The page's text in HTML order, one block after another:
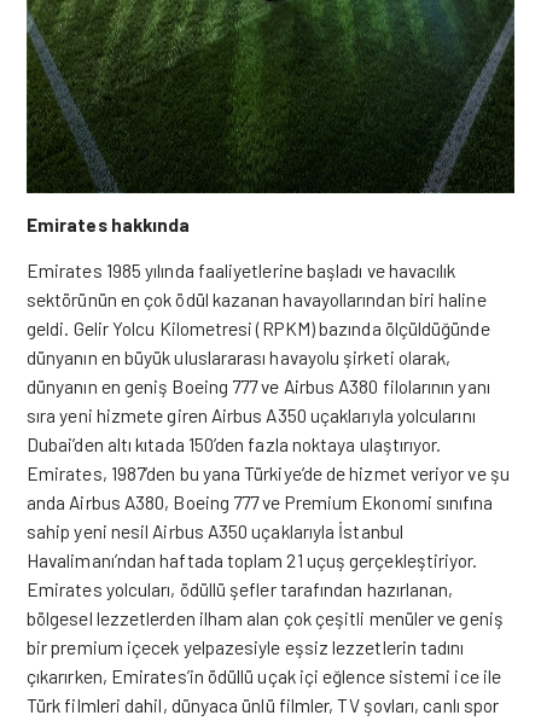
Emirates hakkında
Emirates 1985 yılında faaliyetlerine başladı ve havacılık
sektörünün en çok ödül kazanan havayollarından biri haline
geldi. Gelir Yolcu Kilometresi (RPKM) bazında ölçüldüğünde
dünyanın en büyük uluslararası havayolu şirketi olarak,
dünyanın en geniş Boeing 777 ve Airbus A380 filolarının yanı
sıra yeni hizmete giren Airbus A350 uçaklarıyla yolcularını
Dubai’den altı kıtada 150’den fazla noktaya ulaştırıyor.
Emirates, 1987’den bu yana Türkiye’de de hizmet veriyor ve şu
anda Airbus A380, Boeing 777 ve Premium Ekonomi sınıfına
sahip yeni nesil Airbus A350 uçaklarıyla İstanbul
Havalimanı’ndan haftada toplam 21 uçuş gerçekleştiriyor.
Emirates yolcuları, ödüllü şefler tarafından hazırlanan,
bölgesel lezzetlerden ilham alan çok çeşitli menüler ve geniş
bir premium içecek yelpazesiyle eşsiz lezzetlerin tadını
çıkarırken, Emirates’in ödüllü uçak içi eğlence sistemi ice ile
Türk filmleri dahil, dünyaca ünlü filmler, TV şovları, canlı spor